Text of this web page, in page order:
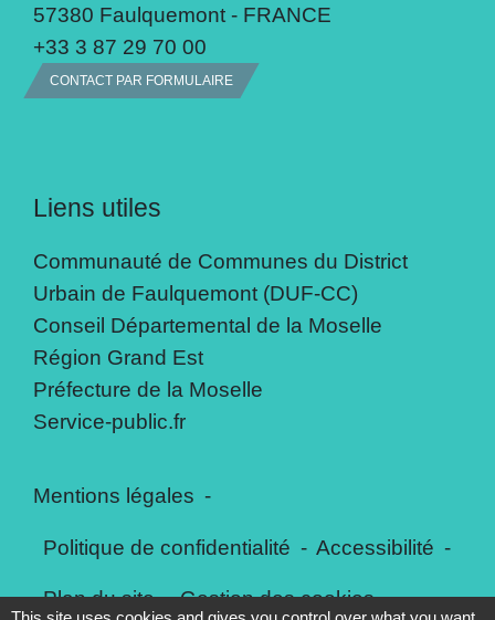
57380 Faulquemont - FRANCE
+33 3 87 29 70 00
CONTACT PAR FORMULAIRE
Liens utiles
Communauté de Communes du District
Urbain de Faulquemont (DUF-CC)
Conseil Départemental de la Moselle
Région Grand Est
Préfecture de la Moselle
Service-public.fr
Mentions légales -
Politique de confidentialité - Accessibilité -
Plan du site - Gestion des cookies